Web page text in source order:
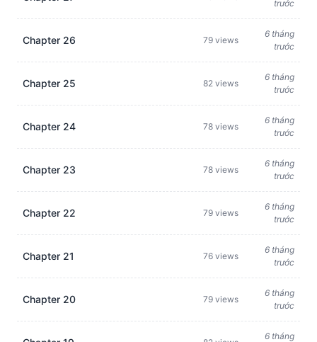
trước
Chapter 26 79 views
6 tháng
trước
Chapter 25 82 views
6 tháng
trước
Chapter 24 78 views
6 tháng
trước
Chapter 23 78 views
6 tháng
trước
Chapter 22 79 views
6 tháng
trước
Chapter 21 76 views
6 tháng
trước
Chapter 20 79 views
6 tháng
trước
6 tháng